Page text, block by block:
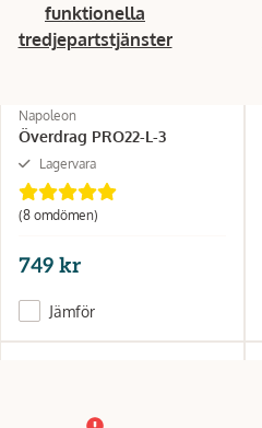
funktionella
tredjepartstjänster
Napoleon
Överdrag PRO22-L-3
Lagervara
(8 omdömen)
749 kr
Jämför